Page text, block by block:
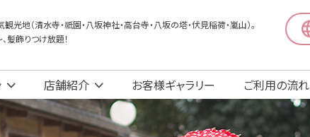
地（清水寺・祇園・八坂神社・高台寺・八坂の塔・伏見稲荷・嵐山）。
髪飾りつけ放題！
店舗紹介 お客様ギャラリー ご利用の流れ